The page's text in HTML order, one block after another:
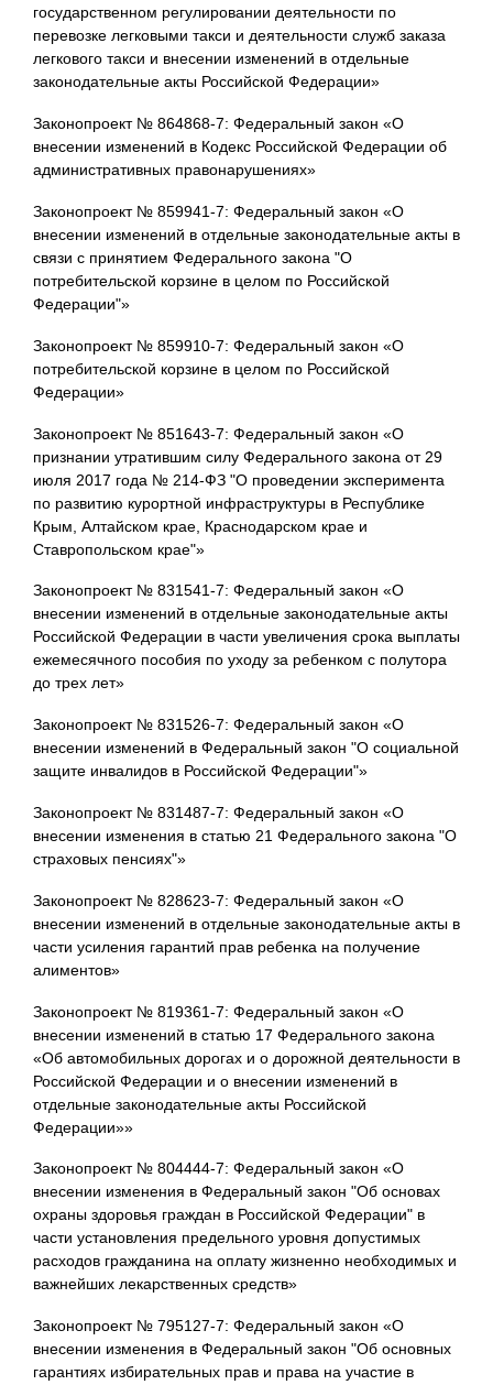
государственном регулировании деятельности по
перевозке легковыми такси и деятельности служб заказа
легкового такси и внесении изменений в отдельные
законодательные акты Российской Федерации»
Законопроект № 864868-7: Федеральный закон «О
внесении изменений в Кодекс Российской Федерации об
административных правонарушениях»
Законопроект № 859941-7: Федеральный закон «О
внесении изменений в отдельные законодательные акты в
связи с принятием Федерального закона "О
потребительской корзине в целом по Российской
Федерации"»
Законопроект № 859910-7: Федеральный закон «О
потребительской корзине в целом по Российской
Федерации»
Законопроект № 851643-7: Федеральный закон «О
признании утратившим силу Федерального закона от 29
июля 2017 года № 214-ФЗ "О проведении эксперимента
по развитию курортной инфраструктуры в Республике
Крым, Алтайском крае, Краснодарском крае и
Ставропольском крае"»
Законопроект № 831541-7: Федеральный закон «О
внесении изменений в отдельные законодательные акты
Российской Федерации в части увеличения срока выплаты
ежемесячного пособия по уходу за ребенком с полутора
до трех лет»
Законопроект № 831526-7: Федеральный закон «О
внесении изменений в Федеральный закон "О социальной
защите инвалидов в Российской Федерации"»
Законопроект № 831487-7: Федеральный закон «О
внесении изменения в статью 21 Федерального закона "О
страховых пенсиях"»
Законопроект № 828623-7: Федеральный закон «О
внесении изменений в отдельные законодательные акты в
части усиления гарантий прав ребенка на получение
алиментов»
Законопроект № 819361-7: Федеральный закон «О
внесении изменений в статью 17 Федерального закона
«Об автомобильных дорогах и о дорожной деятельности в
Российской Федерации и о внесении изменений в
отдельные законодательные акты Российской
Федерации»»
Законопроект № 804444-7: Федеральный закон «О
внесении изменения в Федеральный закон "Об основах
охраны здоровья граждан в Российской Федерации" в
части установления предельного уровня допустимых
расходов гражданина на оплату жизненно необходимых и
важнейших лекарственных средств»
Законопроект № 795127-7: Федеральный закон «О
внесении изменения в Федеральный закон "Об основных
гарантиях избирательных прав и права на участие в